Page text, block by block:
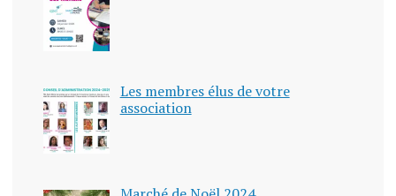
Les membres élus de votre
association